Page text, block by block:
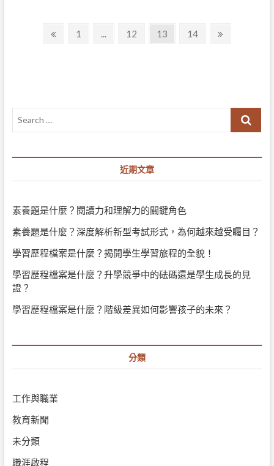
Previous
Page
1 ... Page
12 Page
13 Page
14
Next
Search
近期文章
素養題是什麼？閱讀力和理解力的關鍵角色
素養題是什麼？深度解析新型考試形式，為何越來越受矚目？
學習歷程檔案是什麼？揭開學生學習旅程的全貌！
學習歷程檔案是什麼？升學競爭中的砝碼還是學生成長的見
證？
學習歷程檔案是什麼？階級差異如何影響孩子的未來？
分類
工作與職業
教育新聞
未分類
職涯啟程